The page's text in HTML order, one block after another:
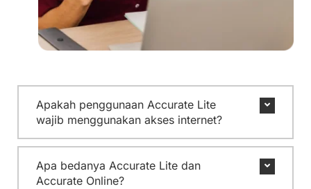
Apakah penggunaan Accurate Lite
wajib menggunakan akses internet?
Apa bedanya Accurate Lite dan
Accurate Online?